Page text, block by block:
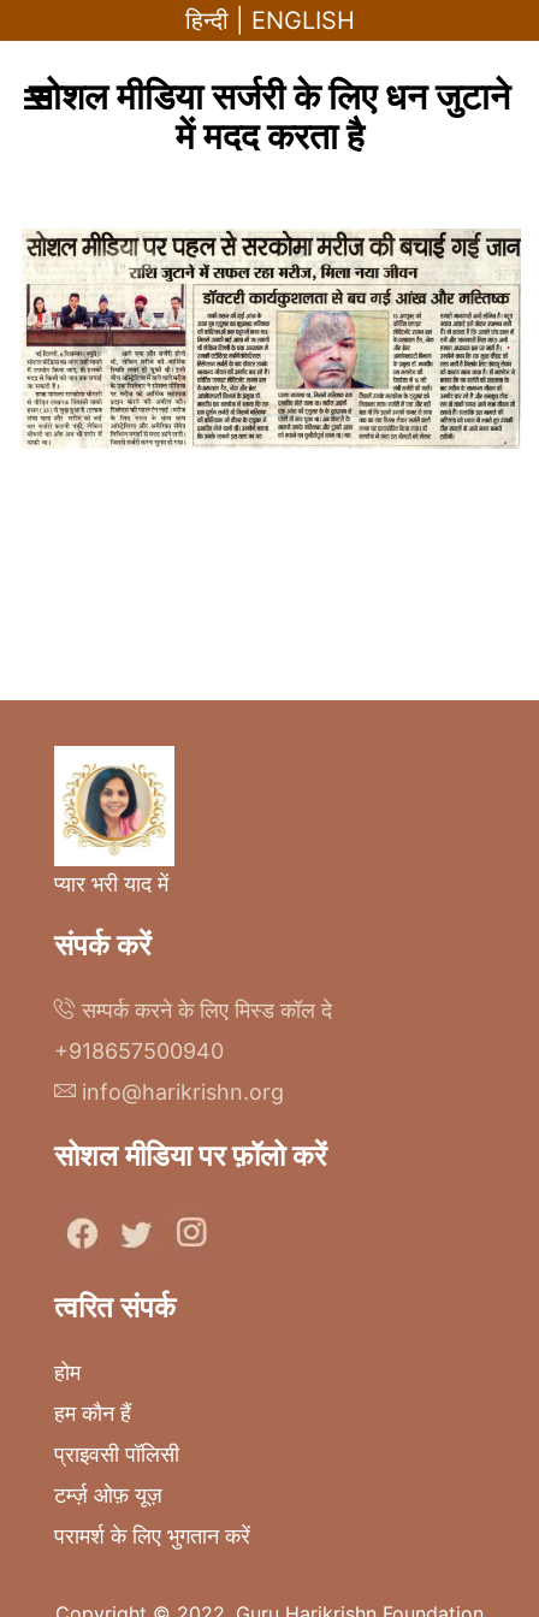
हिन्दी| ENGLISH
सोशल मीडिया सर्जरी के लिए धन जुटाने
में मदद करता है
प्यार भरी याद में
संपर्क करें
सम्पर्क करने के लिए मिस्ड कॉल दे
+918657500940
info@harikrishn.org
सोशल मीडिया पर फ़ॉलो करें
त्वरित संपर्क
होम
हम कौन हैं
प्राइवसी पॉलिसी
टर्म्ज़ ओफ़ यूज़
परामर्श के लिए भुगतान करें